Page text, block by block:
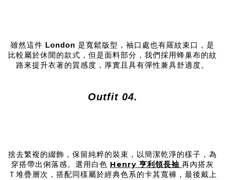
雖然這件 London 是寬鬆版型，袖口處也有羅紋束口，是
比較屬於休閒的款式，但是面料部分，我們採用蜂巢布的紋
路來提升衣著的質感度，厚實且具有彈性兼具舒適度。
Outfit 04.
捨去繁複的綴飾，保留純粹的裝束，以簡潔乾淨的樣子，為
穿搭帶出俐落感。選用白色 Henry 亨利領長袖 再內搭灰
Ｔ堆疊層次，搭配同樣屬於經典色系的卡其寬褲，最後戴上